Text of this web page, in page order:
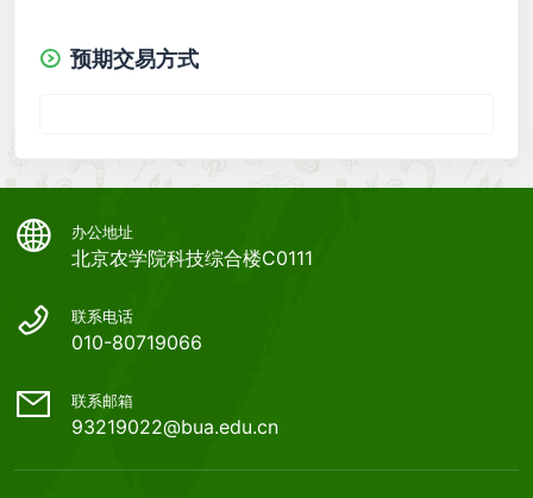
预期交易方式
办公地址
北京农学院科技综合楼C0111
联系电话
010-80719066
联系邮箱
93219022@bua.edu.cn